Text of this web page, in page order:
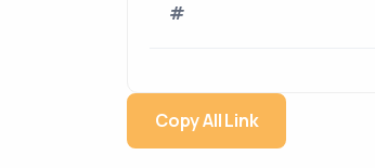
#
Copy All Link